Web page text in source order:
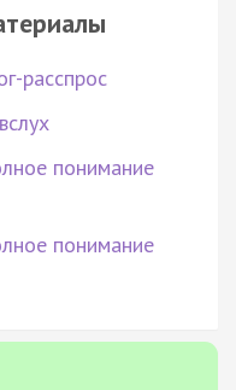
расспрос
понимание
понимание